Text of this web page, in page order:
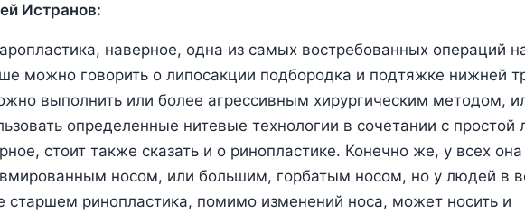
Истранов:
наверное, одна из самых востребованных операций
можно говорить о липосакции подбородка и подтяжке нижней
выполнить или более агрессивным хирургическим методом,
определенные нитевые технологии в сочетании с простой
стоит также сказать и о ринопластике. Конечно же, у всех
носом, или большим, горбатым носом, но у людей в
старшем ринопластика, помимо изменений носа, может носить и